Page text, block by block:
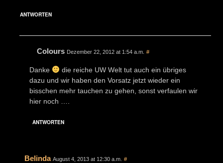
ANTWORTEN
Colours Dezember 22, 2012 at 1:54 a.m. #
Danke
die reiche UW Welt tut auch ein übriges
dazu und wir haben den Vorsatz jetzt wieder ein
bisschen mehr tauchen zu gehen, sonst verfaulen wir
hier noch ….
ANTWORTEN
Belinda August 4, 2013 at 12:30 a.m. #